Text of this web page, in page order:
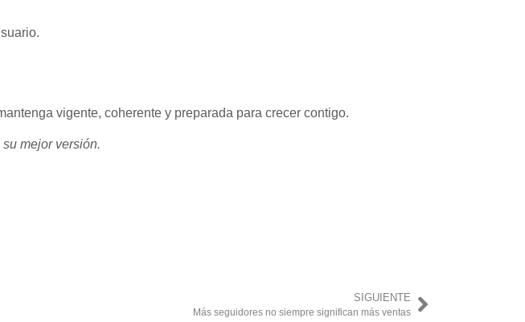
vigente, coherente y preparada para crecer contigo.
mejor versión.
SIGUIENTE
Más seguidores no siempre significan más ventas